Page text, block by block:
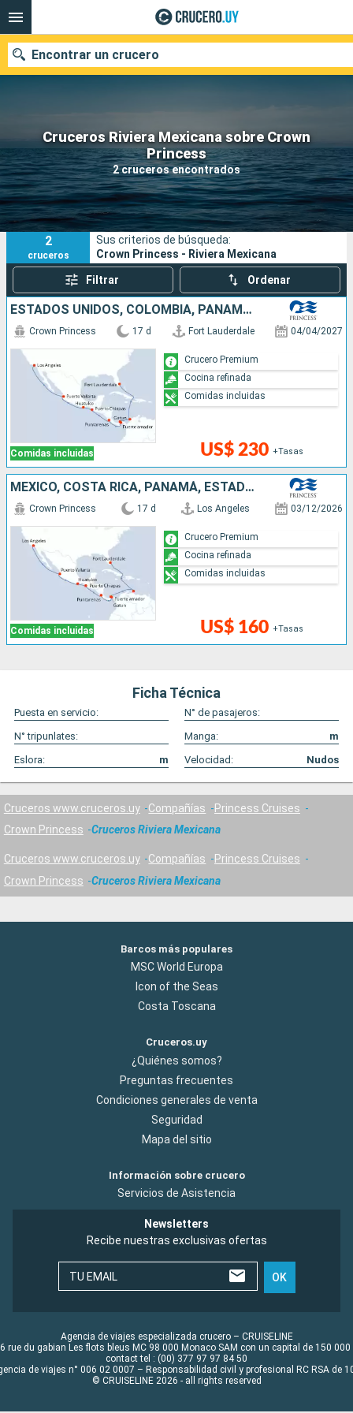
Cruceros Riviera Mexicana sobre Crown
Princess
2 cruceros encontrados
Encontrar un crucero
Nuestros destinos
Fecha de salida
Puertos Compañías
Buscar
2
cruceros
Sus criterios de búsqueda:
Crown Princess - Riviera Mexicana
Filtrar Ordenar
ESTADOS UNIDOS, COLOMBIA, PANAMÁ, COSTA RICA, MÉXICO
Comidas incluidas
Crown Princess 17 d Fort Lauderdale 04/04/2027
US$ 230 +Tasas
Crucero Premium
Cocina refinada
Comidas incluidas
MÉXICO, COSTA RICA, PANAMÁ, ESTADOS UNIDOS
Comidas incluidas
Crown Princess 17 d Los Angeles 03/12/2026
US$ 160 +Tasas
Crucero Premium
Cocina refinada
Comidas incluidas
Ficha Técnica
Puesta en servicio:
N° de pasajeros:
N° tripunlates:
Manga:
m
Eslora:
m Velocidad: Nudos
Cruceros www.cruceros.uy Compañías
Princess Cruises
Crown Princess
Cruceros Riviera Mexicana
Cruceros www.cruceros.uy Compañías
Princess Cruises
Crown Princess
Cruceros Riviera Mexicana
Barcos más populares
MSC World Europa
Icon of the Seas
Costa Toscana
Cruceros.uy
¿Quiénes somos?
Preguntas frecuentes
Condiciones generales de venta
Seguridad
Mapa del sitio
Información sobre crucero
Servicios de Asistencia
Newsletters
Recibe nuestras exclusivas ofertas
TU EMAIL OK
Agencia de viajes especializada crucero – CRUISELINE
rue du gabian Les flots bleus MC 98 000 Monaco SAM con un capital de 150 000
contact tel : (00) 377 97 97 84 50
de viajes n° 006 02 0007 – Responsabilidad civil y profesional RC RSA de
© CRUISELINE 2026 - all rights reserved